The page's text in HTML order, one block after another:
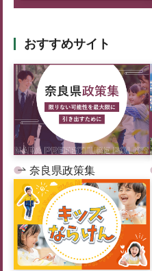
おすすめサイト
奈良県政策集